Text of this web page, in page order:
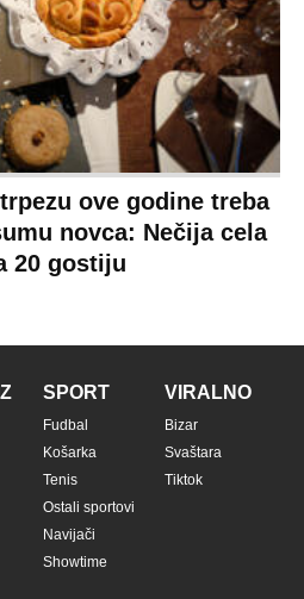
ove godine treba
novca: Nečija cela
20 gostiju
SPORT
Fudbal
Košarka
Tenis
Ostali sportovi
Navijači
Showtime
VIRALNO
Bizar
Svaštara
Tiktok